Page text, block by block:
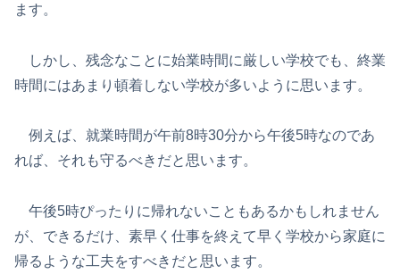
ます。
しかし、残念なことに始業時間に厳しい学校でも、終業
時間にはあまり頓着しない学校が多いように思います。
例えば、就業時間が午前8時30分から午後5時なのであ
れば、それも守るべきだと思います。
午後5時ぴったりに帰れないこともあるかもしれません
が、できるだけ、素早く仕事を終えて早く学校から家庭に
帰るような工夫をすべきだと思います。